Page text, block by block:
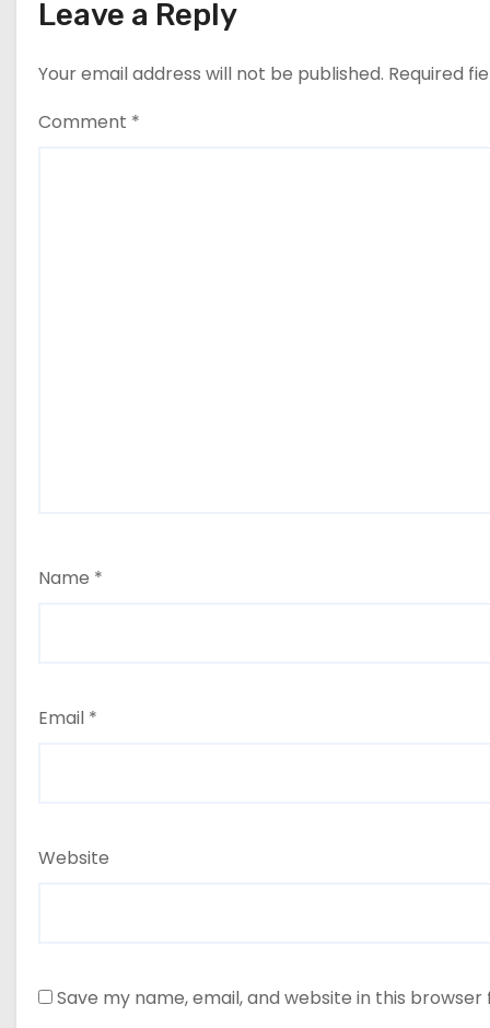
Leave a Reply
Your email address will not be published. Required
Comment *
Name *
Email *
Website
Save my name, email, and website in this